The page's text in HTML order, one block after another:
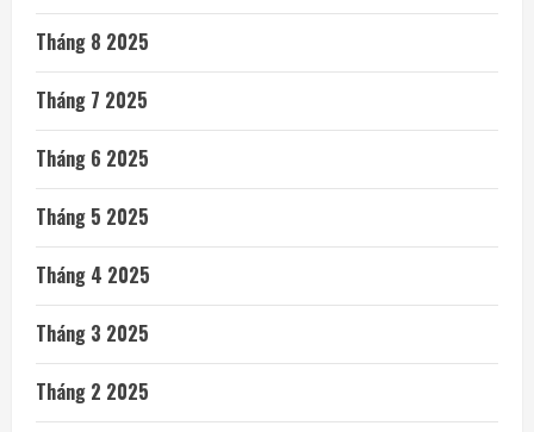
Tháng 8 2025
Tháng 7 2025
Tháng 6 2025
Tháng 5 2025
Tháng 4 2025
Tháng 3 2025
Tháng 2 2025